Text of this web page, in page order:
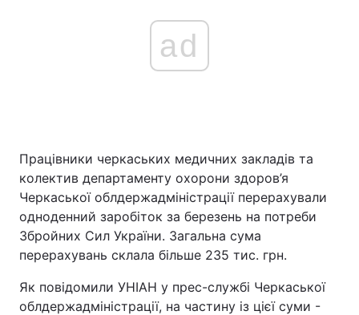
ad
Працівники черкаських медичних закладів та
колектив департаменту охорони здоров’я
Черкаської облдержадміністрації перерахували
одноденний заробіток за березень на потреби
Збройних Сил України. Загальна сума
перерахувань склала більше 235 тис. грн.
Як повідомили УНІАН у прес-службі Черкаської
облдержадміністрації, на частину із цієї суми -